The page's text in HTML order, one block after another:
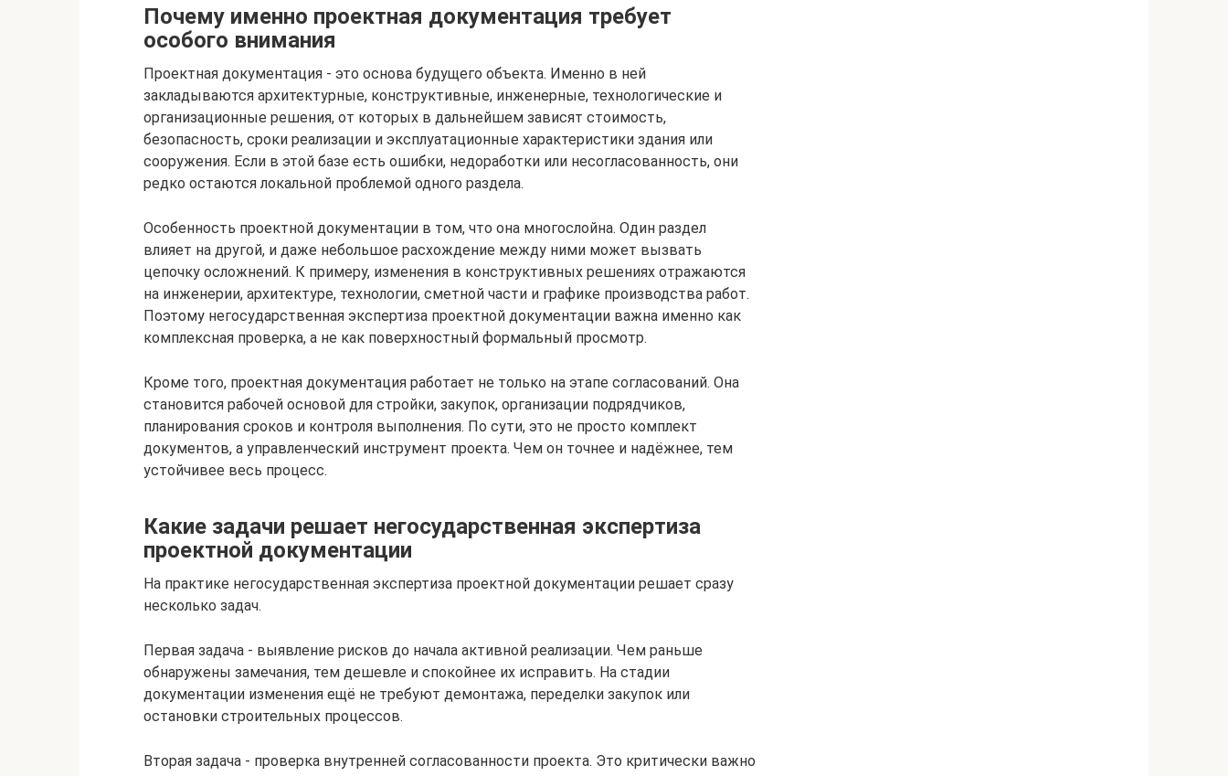
Почему именно проектная документация требует
особого внимания
Проектная документация - это основа будущего объекта. Именно в ней
закладываются архитектурные, конструктивные, инженерные, технологические и
организационные решения, от которых в дальнейшем зависят стоимость,
безопасность, сроки реализации и эксплуатационные характеристики здания или
сооружения. Если в этой базе есть ошибки, недоработки или несогласованность, они
редко остаются локальной проблемой одного раздела.
Особенность проектной документации в том, что она многослойна. Один раздел
влияет на другой, и даже небольшое расхождение между ними может вызвать
цепочку осложнений. К примеру, изменения в конструктивных решениях отражаются
на инженерии, архитектуре, технологии, сметной части и графике производства работ.
Поэтому негосударственная экспертиза проектной документации важна именно как
комплексная проверка, а не как поверхностный формальный просмотр.
Кроме того, проектная документация работает не только на этапе согласований. Она
становится рабочей основой для стройки, закупок, организации подрядчиков,
планирования сроков и контроля выполнения. По сути, это не просто комплект
документов, а управленческий инструмент проекта. Чем он точнее и надёжнее, тем
устойчивее весь процесс.
Какие задачи решает негосударственная экспертиза
проектной документации
На практике негосударственная экспертиза проектной документации решает сразу
несколько задач.
Первая задача - выявление рисков до начала активной реализации. Чем раньше
обнаружены замечания, тем дешевле и спокойнее их исправить. На стадии
документации изменения ещё не требуют демонтажа, переделки закупок или
остановки строительных процессов.
Вторая задача - проверка внутренней согласованности проекта. Это критически важно